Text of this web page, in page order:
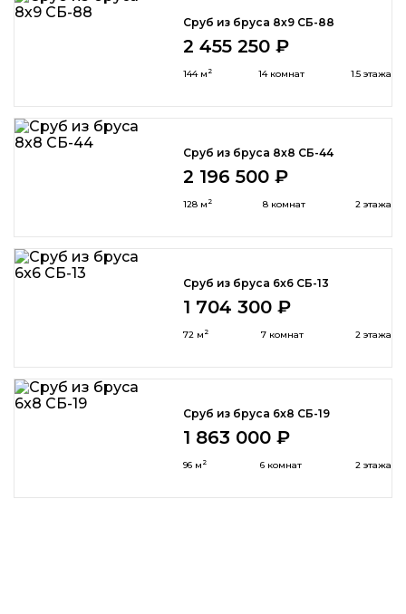
Сруб из бруса 8х9 СБ-88
2 455 250 ₽
144 м 2 14 комнат 1.5 этажа
Сруб из бруса 8x8 СБ-44
2 196 500 ₽
128 м 2 8 комнат 2 этажа
Сруб из бруса 6x6 СБ-13
1 704 300 ₽
72 м 2 7 комнат 2 этажа
Сруб из бруса 6x8 СБ-19
1 863 000 ₽
96 м 2 6 комнат 2 этажа